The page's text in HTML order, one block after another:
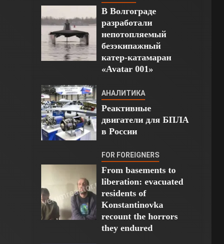
В Волгограде
разработали
непотопляемый
безэкипажный
катер-катамаран
«Avatar 001»
АНАЛИТИКА
Реактивные
двигатели для БПЛА
в России
FOR FOREIGNERS
From basements to
liberation: evacuated
residents of
Konstantinovka
recount the horrors
they endured